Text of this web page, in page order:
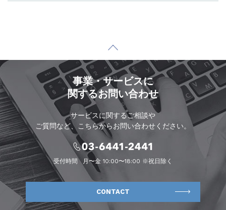
事業・サービスに
関するお問い合わせ
サービスに関するご相談や
ご質問など、こちらからお問い合わせください。
受付時間 月〜金 10:00〜18:00 ※祝日除く
CONTACT